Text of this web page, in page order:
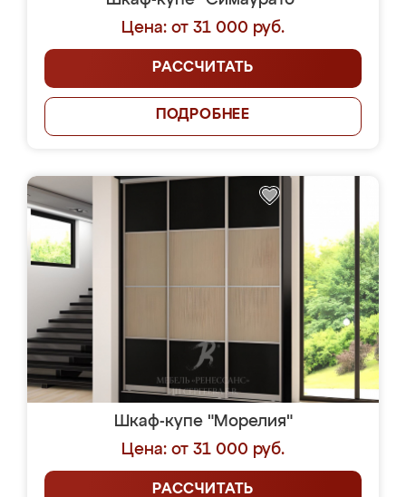
Цена: от 31 000 руб.
РАССЧИТАТЬ
ПОДРОБНЕЕ
Шкаф-купе "Морелия"
Цена: от 31 000 руб.
РАССЧИТАТЬ